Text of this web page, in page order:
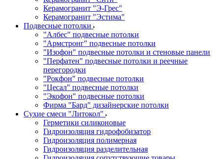
Керамогранит "Э-Грес"
Керамогранит "Эстима"
Подвесные потолки
"Албес" подвесные потолки
"Армстронг" подвесные потолки
"Изофон" подвесные потолки и стеновые панели
"Перфатен" подвесные потолки и реечные
перегородки
"Рокфон" подвесные потолки
"Цесал" подвесные потолки
"Экофон" подвесные потолки
Фирма "Бард" дизайнерские потолки
Сухие смеси "Литокол"
Герметики силиконовые
Гидроизоляция гидрофобизатор
Гидроизоляция полимерная
Гидроизоляция разделительная